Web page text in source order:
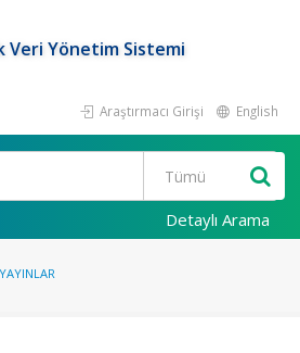
Veri Yönetim Sistemi
Araştırmacı Girişi English
Detaylı Arama